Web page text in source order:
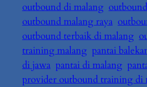
outbound di malang
outbound malang raya
outbound terbaik di malang
training malang pantai
di jawa pantai di malang
provider outbound training di